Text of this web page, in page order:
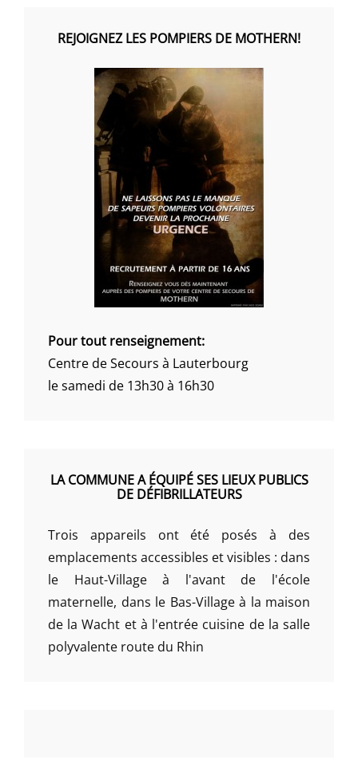
REJOIGNEZ LES POMPIERS DE MOTHERN!
Pour tout renseignement:
Centre de Secours à Lauterbourg
le samedi de 13h30 à 16h30
LA COMMUNE A ÉQUIPÉ SES LIEUX PUBLICS
DE DÉFIBRILLATEURS
Trois appareils ont été posés à des
emplacements accessibles et visibles : dans
le Haut-Village à l'avant de l'école
maternelle, dans le Bas-Village à la maison
de la Wacht et à l'entrée cuisine de la salle
polyvalente route du Rhin